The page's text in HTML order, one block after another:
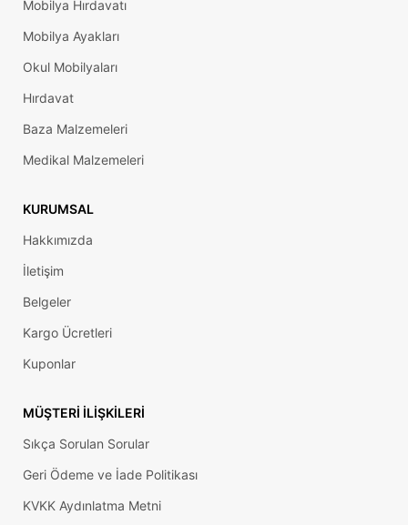
Mobilya Hırdavatı
Mobilya Ayakları
Okul Mobilyaları
Hırdavat
Baza Malzemeleri
Medikal Malzemeleri
KURUMSAL
Hakkımızda
İletişim
Belgeler
Kargo Ücretleri
Kuponlar
MÜŞTERI İLIŞKILERI
Sıkça Sorulan Sorular
Geri Ödeme ve İade Politikası
KVKK Aydınlatma Metni